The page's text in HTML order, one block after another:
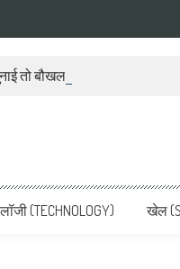
तो बौखला गया बीजेपी प्रवक्ता
Breaking
(TECHNOLOGY) खेल